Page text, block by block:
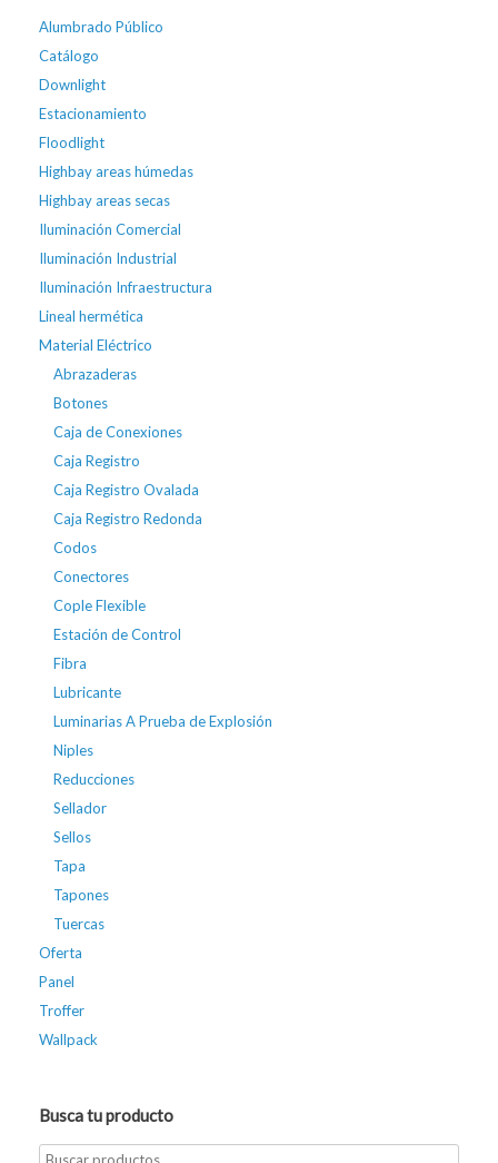
Alumbrado Público
Catálogo
Downlight
Estacionamiento
Floodlight
Highbay areas húmedas
Highbay areas secas
Iluminación Comercial
Iluminación Industrial
Iluminación Infraestructura
Lineal hermética
Material Eléctrico
Abrazaderas
Botones
Caja de Conexiones
Caja Registro
Caja Registro Ovalada
Caja Registro Redonda
Codos
Conectores
Cople Flexible
Estación de Control
Fibra
Lubricante
Luminarias A Prueba de Explosión
Niples
Reducciones
Sellador
Sellos
Tapa
Tapones
Tuercas
Oferta
Panel
Troffer
Wallpack
Busca tu producto